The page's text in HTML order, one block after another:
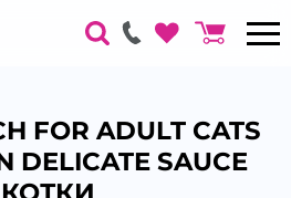
FOR ADULT CATS
DELICATE SAUCE